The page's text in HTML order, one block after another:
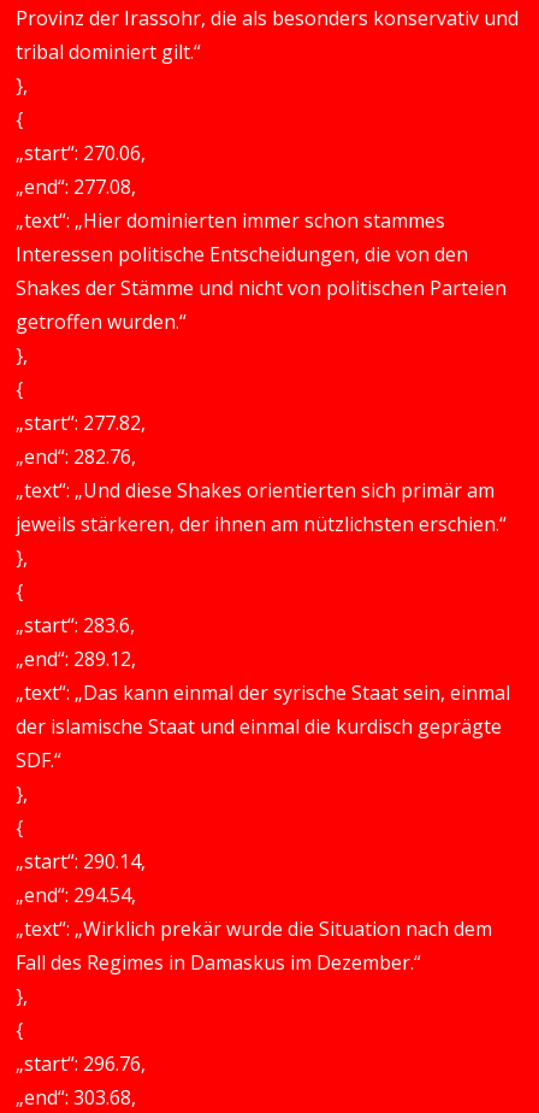
Provinz der Irassohr, die als besonders konservativ und
tribal dominiert gilt.“
},
{
„start“: 270.06,
„end“: 277.08,
„text“: „Hier dominierten immer schon stammes
Interessen politische Entscheidungen, die von den
Shakes der Stämme und nicht von politischen Parteien
getroffen wurden.“
},
{
„start“: 277.82,
„end“: 282.76,
„text“: „Und diese Shakes orientierten sich primär am
jeweils stärkeren, der ihnen am nützlichsten erschien.“
},
{
„start“: 283.6,
„end“: 289.12,
„text“: „Das kann einmal der syrische Staat sein, einmal
der islamische Staat und einmal die kurdisch geprägte
SDF.“
},
{
„start“: 290.14,
„end“: 294.54,
„text“: „Wirklich prekär wurde die Situation nach dem
Fall des Regimes in Damaskus im Dezember.“
},
{
„start“: 296.76,
„end“: 303.68,